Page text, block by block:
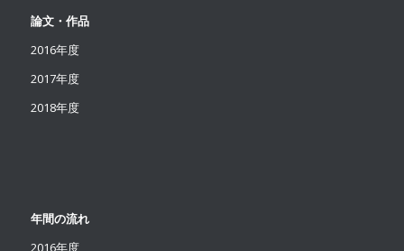
論文・作品
2016年度
2017年度
2018年度
年間の流れ
2016年度